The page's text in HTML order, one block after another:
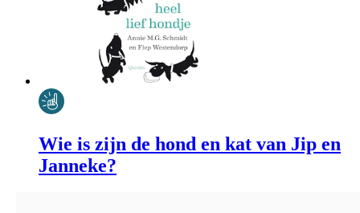
Wie is zijn de hond en kat van Jip en
Janneke?